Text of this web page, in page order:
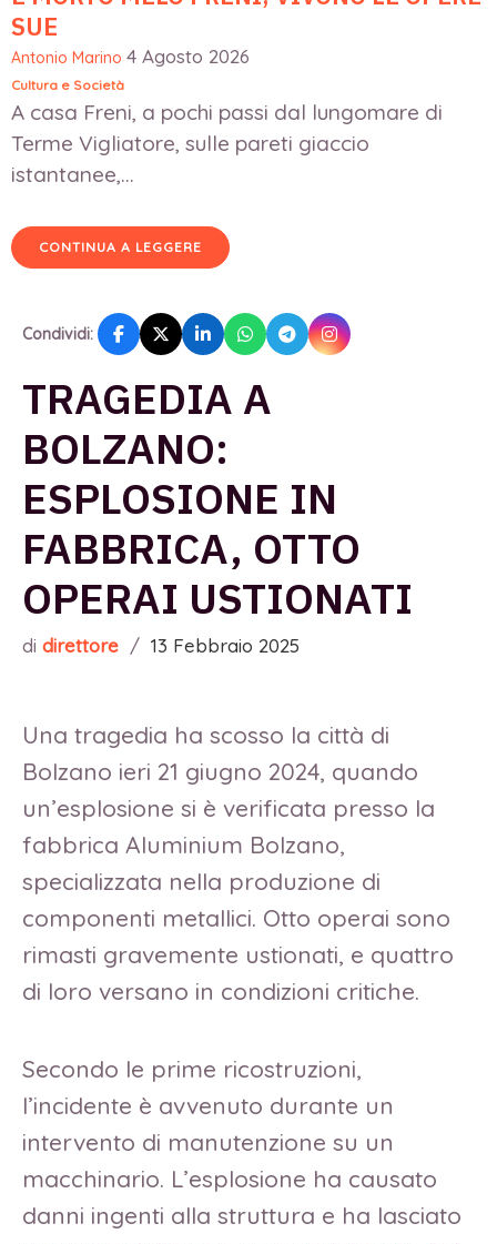
SUE
Antonio Marino 4 Agosto 2026
Cultura e Società
A casa Freni, a pochi passi dal lungomare di
Terme Vigliatore, sulle pareti giaccio
istantanee,...
CONTINUA A LEGGERE
Condividi:
TRAGEDIA A
BOLZANO:
ESPLOSIONE IN
FABBRICA, OTTO
OPERAI USTIONATI
di direttore / 13 Febbraio 2025
Una tragedia ha scosso la città di
Bolzano ieri 21 giugno 2024, quando
un’esplosione si è verificata presso la
fabbrica Aluminium Bolzano,
specializzata nella produzione di
componenti metallici. Otto operai sono
rimasti gravemente ustionati, e quattro
di loro versano in condizioni critiche.
Secondo le prime ricostruzioni,
l’incidente è avvenuto durante un
intervento di manutenzione su un
macchinario. L’esplosione ha causato
danni ingenti alla struttura e ha lasciato